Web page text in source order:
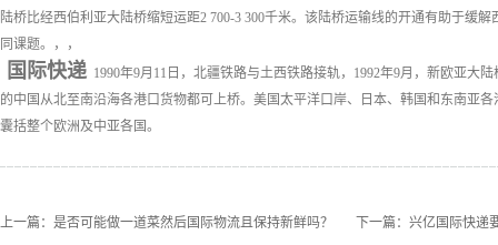
陆桥比经西伯利亚大陆桥缩短运距2 700-3 300千米。该陆桥运输线的开通有助于缓
同课题。，，
国际快递 1990年9月11日，北疆铁路与土西铁路接轨，1992年9月，新欧亚
的中国从北至南沿海各港口货物都可上桥。美国太平洋口岸、日本、韩国和东南亚
囊括整个欧洲及中亚各国。
上一篇： 是否可能做一道菜然后国际物流且保持新鲜吗？ 下一篇： 兴亿国际快递